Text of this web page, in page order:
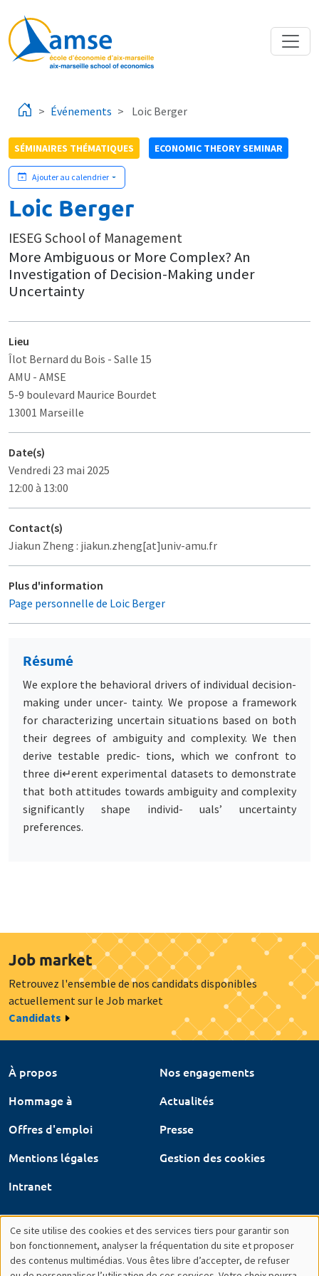
Événements Loic Berger
SÉMINAIRES THÉMATIQUES ECONOMIC THEORY SEMINAR
Ajouter au calendrier
Loic Berger
IESEG School of Management
More Ambiguous or More Complex? An
Investigation of Decision-Making under
Uncertainty
Lieu
Îlot Bernard du Bois - Salle 15
AMU - AMSE
5-9 boulevard Maurice Bourdet
13001 Marseille
Date(s)
Vendredi 23 mai 2025
12:00 à 13:00
Contact(s)
Jiakun Zheng : jiakun.zheng[at]univ-amu.fr
Plus d'information
Page personnelle de Loic Berger
Résumé
We explore the behavioral drivers of individual decision-
making under uncer- tainty. We propose a framework
for characterizing uncertain situations based on both
their degrees of ambiguity and complexity. We then
derive testable predic- tions, which we confront to
three di↵erent experimental datasets to demonstrate
that both attitudes towards ambiguity and complexity
significantly shape individ- uals’ uncertainty
preferences.
Job market
Retrouvez l'ensemble de nos candidats disponibles
actuellement sur le Job market
Candidats
À propos
Nos engagements
Hommage à
Actualités
Offres d'emploi
Presse
Mentions légales
Gestion des cookies
Intranet
Utilisation
Ce site utilise des cookies et des services tiers pour garantir son
bon fonctionnement, analyser la fréquentation du site et proposer
des contenus multimédias. Vous êtes libre d’accepter, de refuser